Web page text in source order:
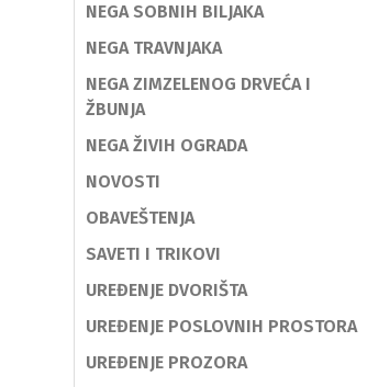
NEGA SOBNIH BILJAKA
NEGA TRAVNJAKA
NEGA ZIMZELENOG DRVEĆA I
ŽBUNJA
NEGA ŽIVIH OGRADA
NOVOSTI
OBAVEŠTENJA
SAVETI I TRIKOVI
UREĐENJE DVORIŠTA
UREĐENJE POSLOVNIH PROSTORA
UREĐENJE PROZORA